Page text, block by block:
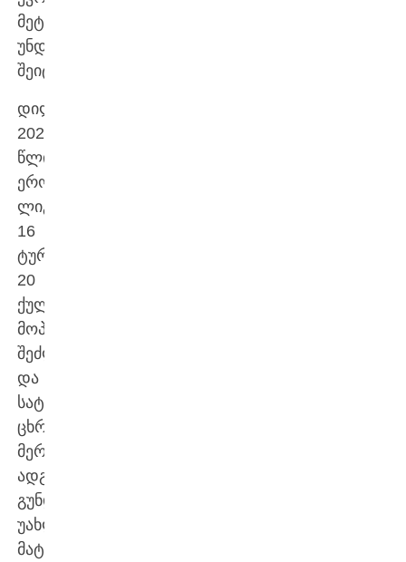
მეტოქე
უნდა
შეიტყოს.
დილამ
2026
წლის
ეროვნულ
ლიგის
16
ტურში
20
ქულის
მოპოვება
შეძლო
და
სატურნირო
ცხრილში
მერვე
ადგილზეა.
გუნდს
უახლოესი
მატჩის